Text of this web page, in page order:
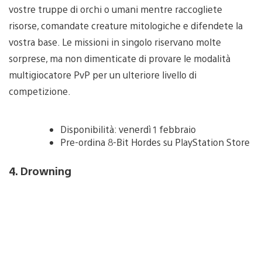
vostre truppe di orchi o umani mentre raccogliete
risorse, comandate creature mitologiche e difendete la
vostra base. Le missioni in singolo riservano molte
sorprese, ma non dimenticate di provare le modalità
multigiocatore PvP per un ulteriore livello di
competizione.
Disponibilità: venerdì 1 febbraio
Pre-ordina 8-Bit Hordes su PlayStation Store
4. Drowning